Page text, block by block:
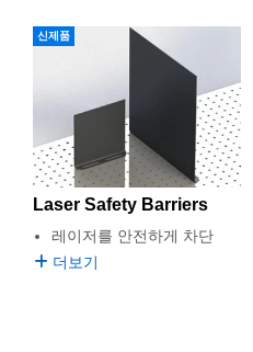
신제품
Laser Safety Barriers
레이저를 안전하게 차단
더보기